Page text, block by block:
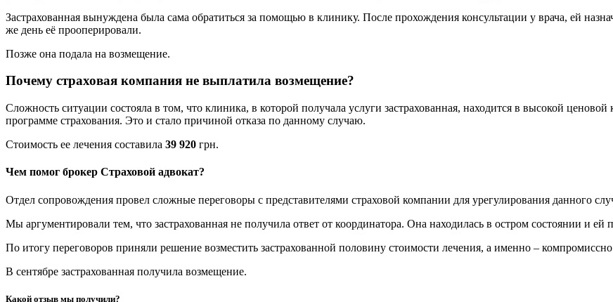
Застрахованная вынуждена была сама обратиться за помощью в клинику. После прохождения консультации у врача, ей
же день её прооперировали.
Позже она подала на возмещение.
Почему страховая компания не выплатила возмещение?
Сложность ситуации состояла в том, что клиника, в которой получала услуги застрахованная, находится в высокой
программе страхования. Это и стало причиной отказа по данному случаю.
Стоимость ее лечения составила 39 920 грн.
Чем помог брокер Страховой адвокат?
Отдел сопровождения провел сложные переговоры с представителями страховой компании для урегулирования данного
Мы аргументировали тем, что застрахованная не получила ответ от координатора. Она находилась в остром состоянии и ей
По итогу переговоров приняли решение возместить застрахованной половину стоимости лечения, а именно –
В сентябре застрахованная получила возмещение.
Какой отзыв мы получили?